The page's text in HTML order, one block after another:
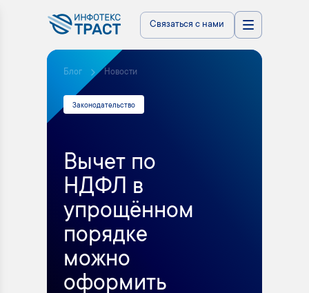
Связаться с нами
Блог Новости
Законодательство
Вычет по
НДФЛ в
упрощённом
порядке
можно
оформить